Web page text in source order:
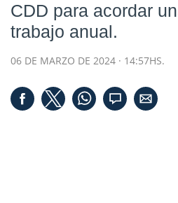
CDD para acordar
trabajo anual.
06 DE MARZO DE 2024 · 14:57HS.